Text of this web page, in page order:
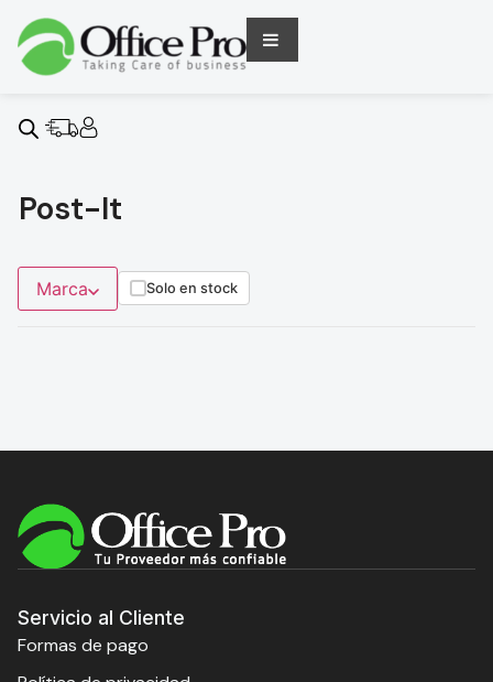
Post-It
Marca Solo en stock
Servicio al Cliente
Formas de pago